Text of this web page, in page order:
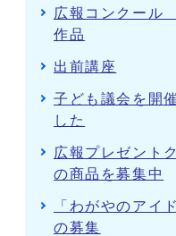
広報コンクール
作品
出前講座
子ども議会を開
した
広報プレゼント
の商品を募集中
「わがやのアイ
の募集